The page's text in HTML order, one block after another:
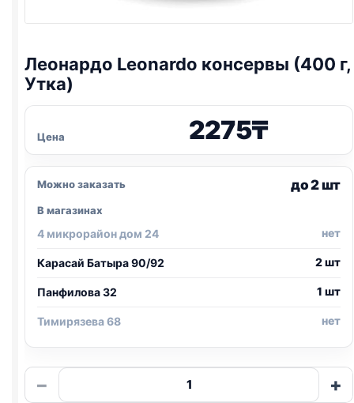
Леонардо Leonardo консервы (400 г,
Утка)
Цена 2275₸
Можно заказать до 2 шт
В магазинах
4 микрорайон дом 24 нет
Карасай Батыра 90/92 2 шт
Панфилова 32 1 шт
Тимирязева 68 нет
−
Количество
товара
+